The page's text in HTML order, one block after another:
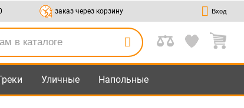
заказ через корзину Вход
Уличные Напольные